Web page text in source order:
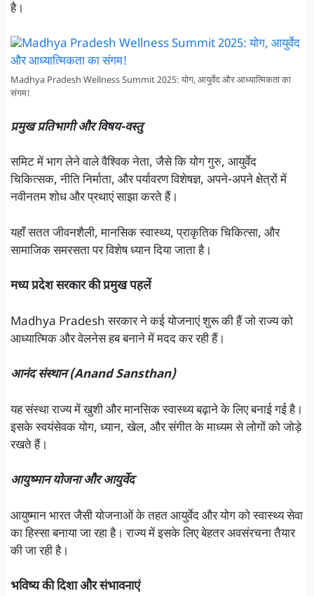
है।
Madhya Pradesh Wellness Summit 2025: योग, आयुर्वेद और आध्यात्मिकता का
संगम!
प्रमुख प्रतिभागी और विषय-वस्तु
समिट में भाग लेने वाले वैश्विक नेता, जैसे कि योग गुरु, आयुर्वेद
चिकित्सक, नीति निर्माता, और पर्यावरण विशेषज्ञ, अपने-अपने क्षेत्रों में
नवीनतम शोध और प्रथाएं साझा करते हैं।
यहाँ सतत जीवनशैली, मानसिक स्वास्थ्य, प्राकृतिक चिकित्सा, और
सामाजिक समरसता पर विशेष ध्यान दिया जाता है।
मध्य प्रदेश सरकार की प्रमुख पहलें
Madhya Pradesh सरकार ने कई योजनाएं शुरू की हैं जो राज्य को
आध्यात्मिक और वेलनेस हब बनाने में मदद कर रही हैं।
आनंद संस्थान (Anand Sansthan)
यह संस्था राज्य में खुशी और मानसिक स्वास्थ्य बढ़ाने के लिए बनाई गई है।
इसके स्वयंसेवक योग, ध्यान, खेल, और संगीत के माध्यम से लोगों को जोड़े
रखते हैं।
आयुष्मान योजना और आयुर्वेद
आयुष्मान भारत जैसी योजनाओं के तहत आयुर्वेद और योग को स्वास्थ्य सेवा
का हिस्सा बनाया जा रहा है। राज्य में इसके लिए बेहतर अवसंरचना तैयार
की जा रही है।
भविष्य की दिशा और संभावनाएं